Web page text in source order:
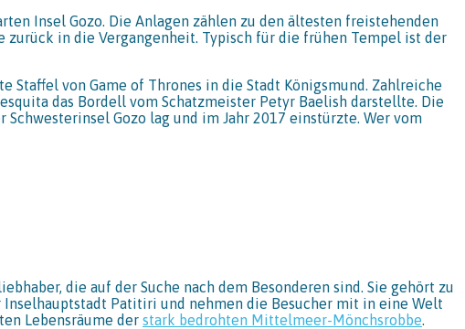
Insel Gozo. Die Anlagen zählen zu den ältesten freistehenden
in die Vergangenheit. Typisch für die frühen Tempel ist der
von Game of Thrones in die Stadt Königsmund. Zahlreiche
das Bordell vom Schatzmeister Petyr Baelish darstellte. Die
Gozo lag und im Jahr 2017 einstürzte. Wer vom
die auf der Suche nach dem Besonderen sind. Sie gehört zu
Patitiri und nehmen die Besucher mit in eine Welt
Lebensräume der stark bedrohten Mittelmeer-Mönchsrobbe